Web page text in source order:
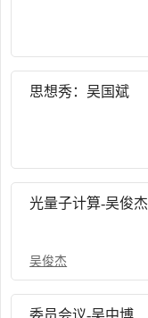
思想秀：吴国斌
光量子计算-吴俊杰
吴俊杰
委员会议-吴中博